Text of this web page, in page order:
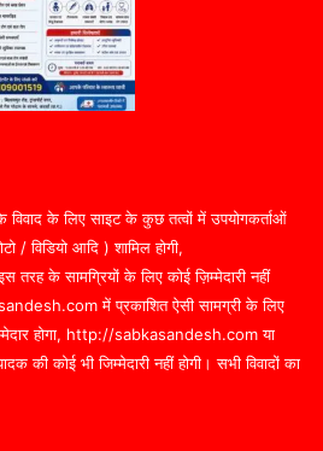
विवाद के लिए साइट के कुछ तत्वों में उपयोगकर्ताओं
/ विडियो आदि ) शामिल होगी,
के सामग्रियों के लिए कोई ज़िम्मेदारी नहीं
में प्रकाशित ऐसी सामग्री के लिए
होगा, http://sabkasandesh.com या
की कोई भी जिम्मेदारी नहीं होगी। सभी विवादों का